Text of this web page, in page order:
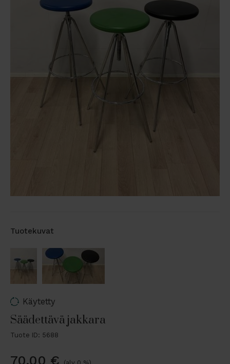
Tuotekuvat
Käytetty
Säädettävä jakkara
Tuote ID: 5688
70,00 €